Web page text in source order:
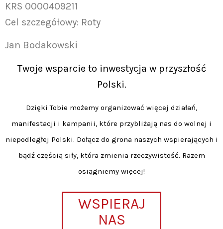
KRS 0000409211
Cel szczegółowy: Roty
Jan Bodakowski
Twoje wsparcie to inwestycja w przyszłość
Polski.
Dzięki Tobie możemy organizować więcej działań,
manifestacji i kampanii, które przybliżają nas do wolnej i
niepodległej Polski. Dołącz do grona naszych wspierających i
bądź częścią siły, która zmienia rzeczywistość. Razem
osiągniemy więcej!
WSPIERAJ
NAS